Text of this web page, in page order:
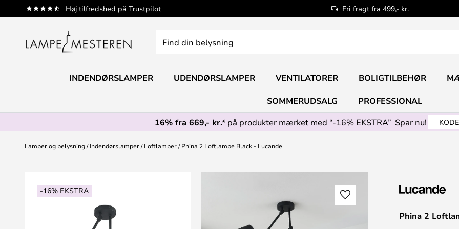
Høj tilfredshed på Trustpilot Fri fragt fra 499,- kr.
Skip
to
din
INDENDØRSLAMPER UDENDØRSLAMPER VENTILATORER BOLIGTILBEHØR
SOMMERUDSALG
PROFESSIONAL
16% fra 669,- kr.* på produkter mærket med “-16% EKSTRA” Spar nu!
Lamper og belysning Indendørslamper Loftlamper Phina 2 Loftlampe Black - Lucande
-16% EKSTRA
Phina 2